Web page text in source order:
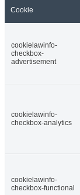
Cookie
cookielawinfo-
checkbox-
advertisement
cookielawinfo-
checkbox-analytics
cookielawinfo-
checkbox-functional